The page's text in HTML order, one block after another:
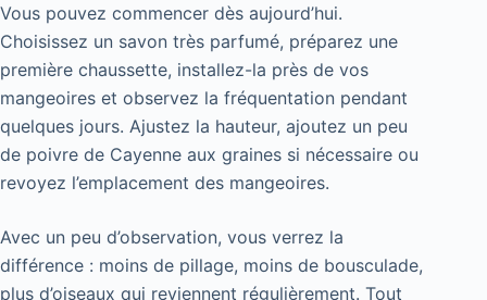
Vous pouvez commencer dès aujourd’hui.
Choisissez un savon très parfumé, préparez une
première chaussette, installez-la près de vos
mangeoires et observez la fréquentation pendant
quelques jours. Ajustez la hauteur, ajoutez un peu
de poivre de Cayenne aux graines si nécessaire ou
revoyez l’emplacement des mangeoires.
Avec un peu d’observation, vous verrez la
différence : moins de pillage, moins de bousculade,
plus d’oiseaux qui reviennent régulièrement. Tout